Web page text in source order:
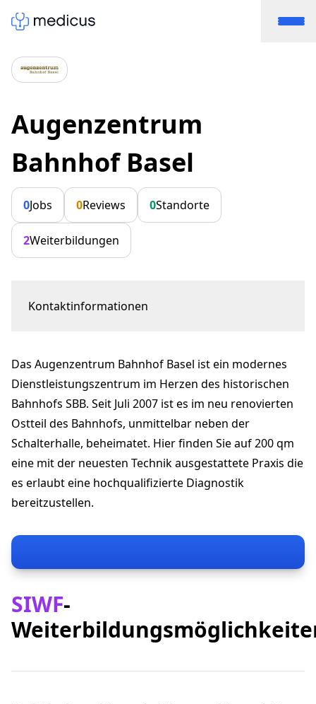
Augenzentrum
Bahnhof Basel
0Jobs 0Reviews 0Standorte
2Weiterbildungen
Kontaktinformationen
info@azbasel.ch
+41 61 270 20 40
augenzentrumbasel.ch
Das Augenzentrum Bahnhof Basel ist ein modernes
Dienstleistungszentrum im Herzen des historischen
Bahnhofs SBB. Seit Juli 2007 ist es im neu renovierten
Ostteil des Bahnhofs, unmittelbar neben der
Schalterhalle, beheimatet. Hier finden Sie auf 200 qm
eine mit der neuesten Technik ausgestattete Praxis die
es erlaubt eine hochqualifizierte Diagnostik
bereitzustellen.
SIWF-